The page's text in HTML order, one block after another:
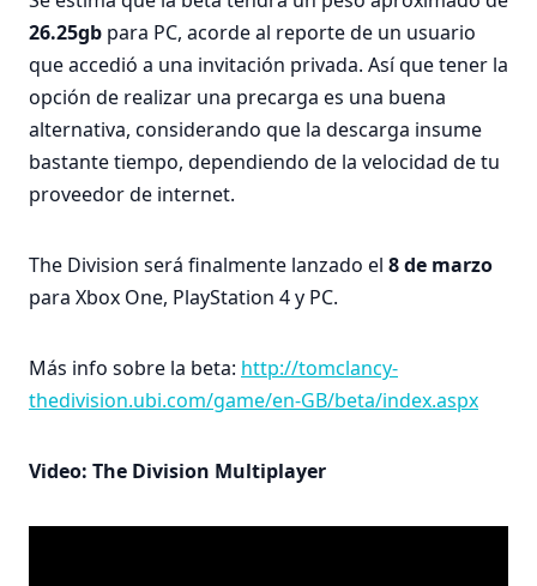
26.25gb para PC, acorde al reporte de un usuario
que accedió a una invitación privada. Así que tener la
opción de realizar una precarga es una buena
alternativa, considerando que la descarga insume
bastante tiempo, dependiendo de la velocidad de tu
proveedor de internet.
The Division será finalmente lanzado el 8 de marzo
para Xbox One, PlayStation 4 y PC.
Más info sobre la beta: http://tomclancy-
thedivision.ubi.com/game/en-GB/beta/index.aspx
Video: The Division Multiplayer